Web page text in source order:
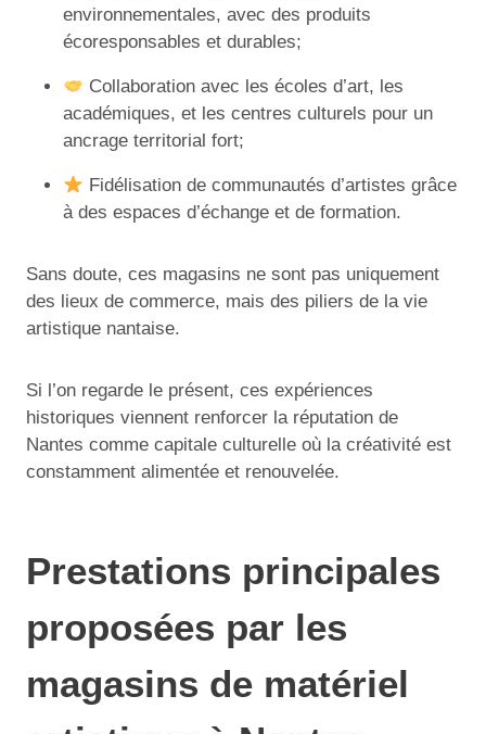
environnementales, avec des produits
écoresponsables et durables;
Collaboration avec les écoles d’art, les
académiques, et les centres culturels pour un
ancrage territorial fort;
Fidélisation de communautés d’artistes grâce
à des espaces d’échange et de formation.
Sans doute, ces magasins ne sont pas uniquement
des lieux de commerce, mais des piliers de la vie
artistique nantaise.
Si l’on regarde le présent, ces expériences
historiques viennent renforcer la réputation de
Nantes comme capitale culturelle où la créativité est
constamment alimentée et renouvelée.
Prestations principales
proposées par les
magasins de matériel